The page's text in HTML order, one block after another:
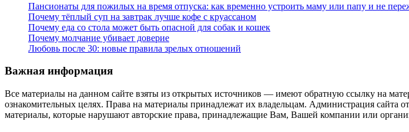
Пансионаты для пожилых на время отпуска: как временно устроить маму или папу и не
Почему тёплый суп на завтрак лучше кофе с круассаном
Почему еда со стола может быть опасной для собак и кошек
Почему молчание убивает доверие
Любовь после 30: новые правила зрелых отношений
Важная информация
Все материалы на данном сайте взяты из открытых источников — имеют обратную ссылку на
ознакомительных целях. Права на материалы принадлежат их владельцам. Администрация сайта
материалы, которые нарушают авторские права, принадлежащие Вам, Вашей компании или